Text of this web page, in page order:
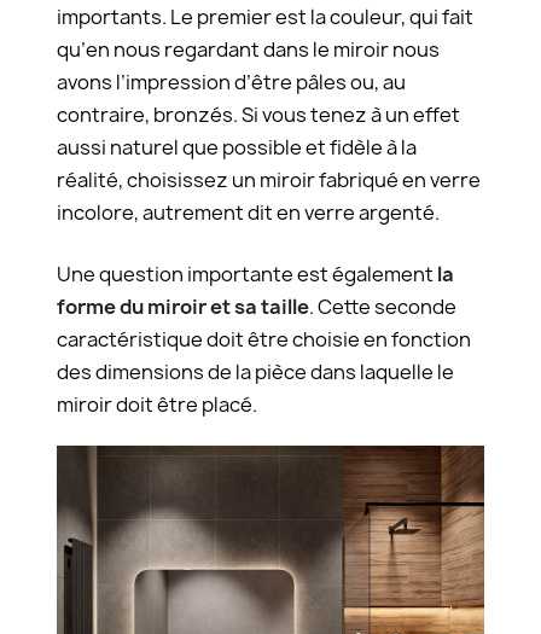
importants. Le premier est la couleur, qui fait
qu’en nous regardant dans le miroir nous
avons l’impression d’être pâles ou, au
contraire, bronzés. Si vous tenez à un effet
aussi naturel que possible et fidèle à la
réalité, choisissez un miroir fabriqué en verre
incolore, autrement dit en verre argenté.
Une question importante est également la
forme du miroir et sa taille. Cette seconde
caractéristique doit être choisie en fonction
des dimensions de la pièce dans laquelle le
miroir doit être placé.